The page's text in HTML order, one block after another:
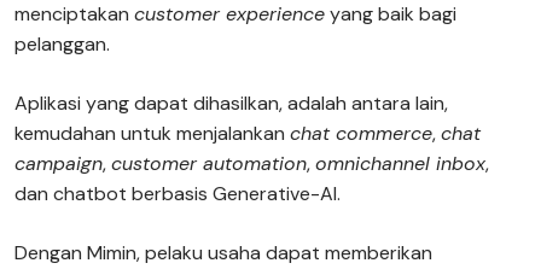
menciptakan customer experienceyang baik bagi
pelanggan.
Aplikasi yang dapat dihasilkan, adalah antara lain,
kemudahan untuk menjalankan chat commerce,chat
campaign,customer automation,omnichannel inbox,
dan chatbot berbasis Generative-AI.
Dengan Mimin, pelaku usaha dapat memberikan